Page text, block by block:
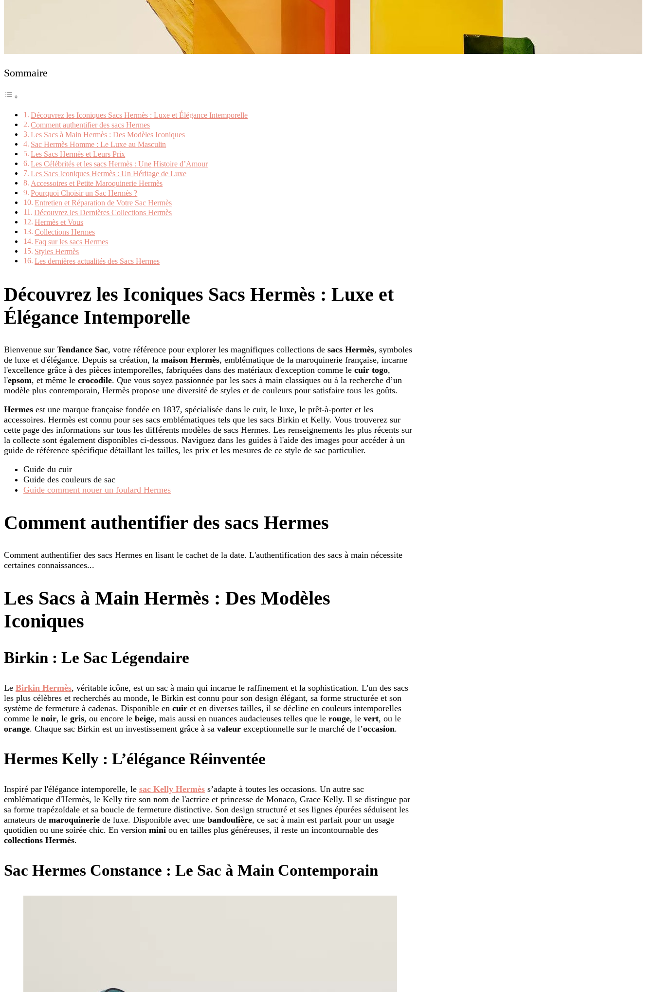
Sommaire
Découvrez les Iconiques Sacs Hermès : Luxe et Élégance Intemporelle
Comment authentifier des sacs Hermes
Les Sacs à Main Hermès : Des Modèles Iconiques
Sac Hermès Homme : Le Luxe au Masculin
Les Sacs Hermès et Leurs Prix
Les Célébrités et les sacs Hermès : Une Histoire d’Amour
Les Sacs Iconiques Hermès : Un Héritage de Luxe
Accessoires et Petite Maroquinerie Hermès
Pourquoi Choisir un Sac Hermès ?
Entretien et Réparation de Votre Sac Hermès
Découvrez les Dernières Collections Hermès
Hermès et Vous
Collections Hermes
Faq sur les sacs Hermes
Styles Hermès
Les dernières actualités des Sacs Hermes
Découvrez les Iconiques Sacs Hermès : Luxe et
Élégance Intemporelle
Bienvenue sur Tendance Sac, votre référence pour explorer les magnifiques collections de sacs Hermès, symboles
de luxe et d'élégance. Depuis sa création, la maison Hermès, emblématique de la maroquinerie française, incarne
l'excellence grâce à des pièces intemporelles, fabriquées dans des matériaux d'exception comme le cuir togo,
l'epsom, et même le crocodile. Que vous soyez passionnée par les sacs à main classiques ou à la recherche d’un
modèle plus contemporain, Hermès propose une diversité de styles et de couleurs pour satisfaire tous les goûts.
Hermes est une marque française fondée en 1837, spécialisée dans le cuir, le luxe, le prêt-à-porter et les
accessoires. Hermès est connu pour ses sacs emblématiques tels que les sacs Birkin et Kelly. Vous trouverez sur
cette page des informations sur tous les différents modèles de sacs Hermes. Les renseignements les plus récents sur
la collecte sont également disponibles ci-dessous. Naviguez dans les guides à l'aide des images pour accéder à un
guide de référence spécifique détaillant les tailles, les prix et les mesures de ce style de sac particulier.
Guide du cuir
Guide des couleurs de sac
Guide comment nouer un foulard Hermes
Comment authentifier des sacs Hermes
Comment authentifier des sacs Hermes en lisant le cachet de la date. L'authentification des sacs à main nécessite
certaines connaissances...
Les Sacs à Main Hermès : Des Modèles
Iconiques
Birkin : Le Sac Légendaire
Le Birkin Hermès, véritable icône, est un sac à main qui incarne le raffinement et la sophistication. L'un des sacs
les plus célèbres et recherchés au monde, le Birkin est connu pour son design élégant, sa forme structurée et son
système de fermeture à cadenas. Disponible en cuir et en diverses tailles, il se décline en couleurs intemporelles
comme le noir, le gris, ou encore le beige, mais aussi en nuances audacieuses telles que le rouge, le vert, ou le
orange. Chaque sac Birkin est un investissement grâce à sa valeur exceptionnelle sur le marché de l’occasion.
Hermes Kelly : L’élégance Réinventée
Inspiré par l'élégance intemporelle, le sac Kelly Hermès s’adapte à toutes les occasions. Un autre sac
emblématique d'Hermès, le Kelly tire son nom de l'actrice et princesse de Monaco, Grace Kelly. Il se distingue par
sa forme trapézoïdale et sa boucle de fermeture distinctive. Son design structuré et ses lignes épurées séduisent les
amateurs de maroquinerie de luxe. Disponible avec une bandoulière, ce sac à main est parfait pour un usage
quotidien ou une soirée chic. En version mini ou en tailles plus généreuses, il reste un incontournable des
collections Hermès.
Sac Hermes Constance : Le Sac à Main Contemporain